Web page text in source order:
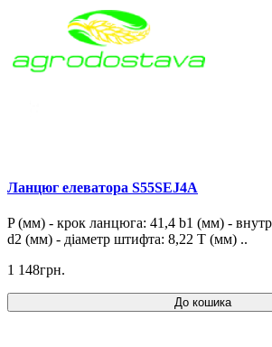
Ланцюг елеватора S55SEJ4A
P (мм) - крок ланцюга: 41,4 b1 (мм) -
d2 (мм) - діаметр штифта: 8,22 T (мм) ..
1 148грн.
До кошика